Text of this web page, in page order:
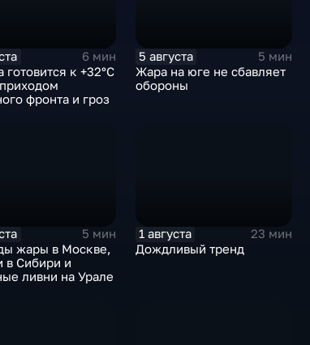
6 мин
готовится к +32°C
фронта и гроз
5 августа
5 мин
Жара на юге не сбавляет
обороны
5 мин
жары в Москве,
в Сибири и
ливни на Урале
1 августа
23 мин
Дождливый тренд